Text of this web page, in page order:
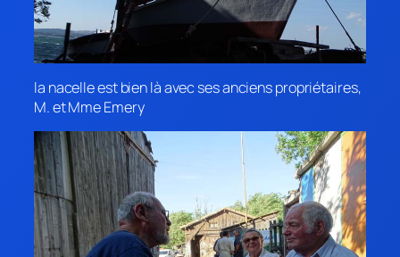
la nacelle est bien là avec ses anciens propriétaires,
M. et Mme Emery